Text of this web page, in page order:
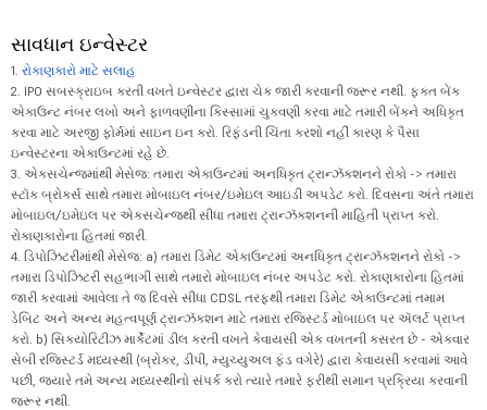
સાવધાન ઇન્વેસ્ટર
1. રોકાણકારો માટે સલાહ
2. IPO સબસ્ક્રાઇબ કરતી વખતે ઇન્વેસ્ટર દ્વારા ચેક જારી કરવાની જરૂર નથી. ફક્ત બેંક
એકાઉન્ટ નંબર લખો અને ફાળવણીના કિસ્સામાં ચુકવણી કરવા માટે તમારી બેંકને અધિકૃત
કરવા માટે અરજી ફોર્મમાં સાઇન ઇન કરો. રિફંડની ચિંતા કરશો નહીં કારણ કે પૈસા
ઇન્વેસ્ટરના એકાઉન્ટમાં રહે છે.
3. એક્સચેન્જમાંથી મેસેજ: તમારા એકાઉન્ટમાં અનધિકૃત ટ્રાન્ઝૅક્શનને રોકો -> તમારા
સ્ટૉક બ્રોકર્સ સાથે તમારા મોબાઇલ નંબર/ઇમેઇલ આઇડી અપડેટ કરો. દિવસના અંતે તમારા
મોબાઇલ/ઇમેઇલ પર એક્સચેન્જથી સીધા તમારા ટ્રાન્ઝૅક્શનની માહિતી પ્રાપ્ત કરો.
રોકાણકારોના હિતમાં જારી.
4. ડિપોઝિટરીમાંથી મેસેજ: a) તમારા ડિમેટ એકાઉન્ટમાં અનધિકૃત ટ્રાન્ઝૅક્શનને રોકો ->
તમારા ડિપોઝિટરી સહભાગી સાથે તમારો મોબાઇલ નંબર અપડેટ કરો. રોકાણકારોના હિતમાં
જારી કરવામાં આવેલા તે જ દિવસે સીધા CDSL તરફથી તમારા ડિમેટ એકાઉન્ટમાં તમામ
ડેબિટ અને અન્ય મહત્વપૂર્ણ ટ્રાન્ઝૅક્શન માટે તમારા રજિસ્ટર્ડ મોબાઇલ પર ઍલર્ટ પ્રાપ્ત
કરો. b) સિક્યોરિટીઝ માર્કેટમાં ડીલ કરતી વખતે કેવાયસી એક વખતની કસરત છે - એકવાર
સેબી રજિસ્ટર્ડ મધ્યસ્થી (બ્રોકર, ડીપી, મ્યુચ્યુઅલ ફંડ વગેરે) દ્વારા કેવાયસી કરવામાં આવે
પછી, જ્યારે તમે અન્ય મધ્યસ્થીનો સંપર્ક કરો ત્યારે તમારે ફરીથી સમાન પ્રક્રિયા કરવાની
જરૂર નથી.